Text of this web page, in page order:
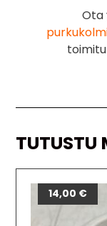
Ota
TUTUSTU
14,00 €